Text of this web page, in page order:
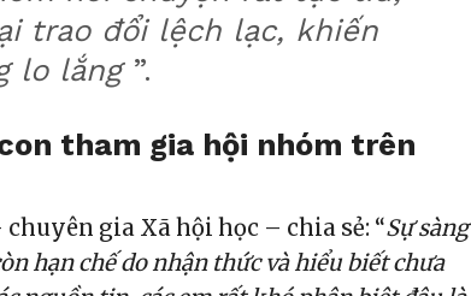
trao đổi lệch lạc, khiến
lo lắng”.
tham gia hội nhóm trên
gia Xã hội học – chia sẻ: “Sự sàng
hạn chế do nhận thức và hiểu biết chưa